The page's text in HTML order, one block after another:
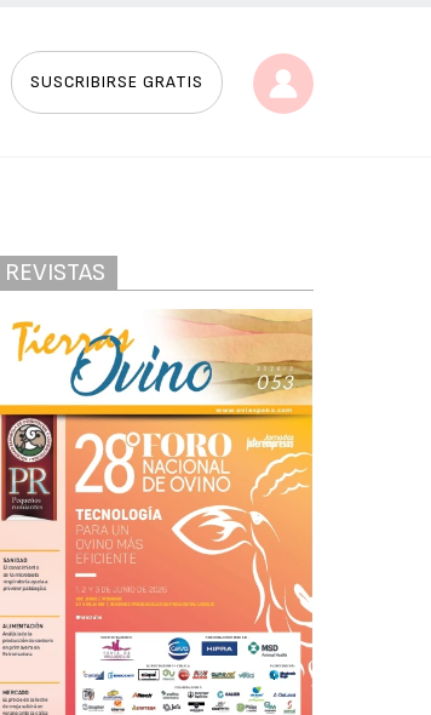
SUSCRIBIRSE GRATIS
REVISTAS